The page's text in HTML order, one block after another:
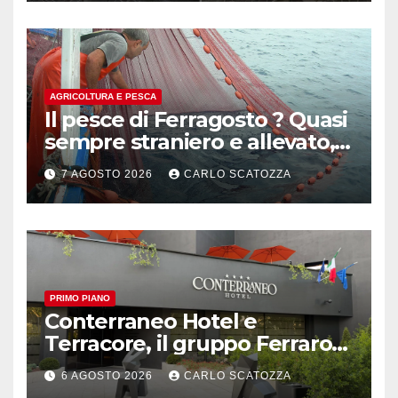
AGRICOLTURA E PESCA
Il pesce di Ferragosto ? Quasi
sempre straniero e allevato,
in sofferenza
7 AGOSTO 2026 CARLO SCATOZZA
PRIMO PIANO
Conterraneo Hotel e
Terracore, il gruppo Ferraro
amplia l’ ospitalità e il gusto
alle porte di Caserta
6 AGOSTO 2026 CARLO SCATOZZA